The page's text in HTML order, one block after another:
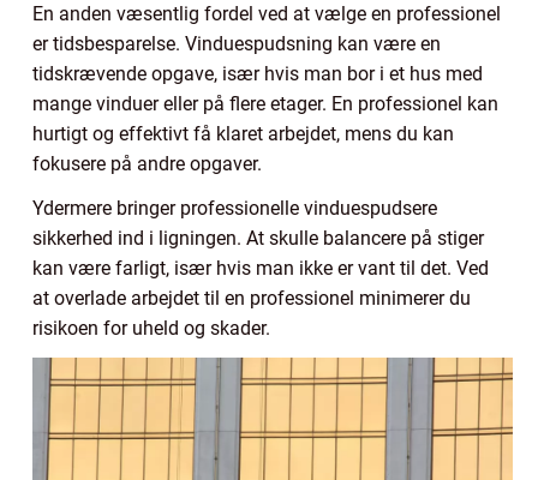
En anden væsentlig fordel ved at vælge en professionel
er tidsbesparelse. Vinduespudsning kan være en
tidskrævende opgave, især hvis man bor i et hus med
mange vinduer eller på flere etager. En professionel kan
hurtigt og effektivt få klaret arbejdet, mens du kan
fokusere på andre opgaver.
Ydermere bringer professionelle vinduespudsere
sikkerhed ind i ligningen. At skulle balancere på stiger
kan være farligt, især hvis man ikke er vant til det. Ved
at overlade arbejdet til en professionel minimerer du
risikoen for uheld og skader.